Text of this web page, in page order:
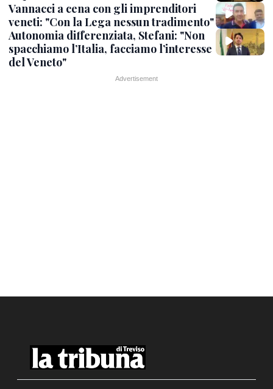
Vannacci a cena con gli imprenditori
veneti: "Con la Lega nessun tradimento"
Autonomia differenziata, Stefani: "Non
spacchiamo l’Italia, facciamo l’interesse
del Veneto"